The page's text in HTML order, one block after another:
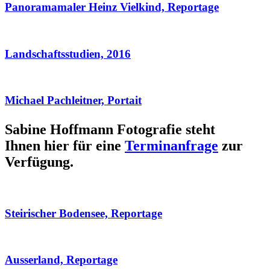
Panoramamaler Heinz Vielkind, Reportage
Landschaftsstudien, 2016
Michael Pachleitner, Portait
Sabine Hoffmann Fotografie steht
Ihnen hier für eine Terminanfrage zur
Verfügung.
Steirischer Bodensee, Reportage
Ausserland, Reportage